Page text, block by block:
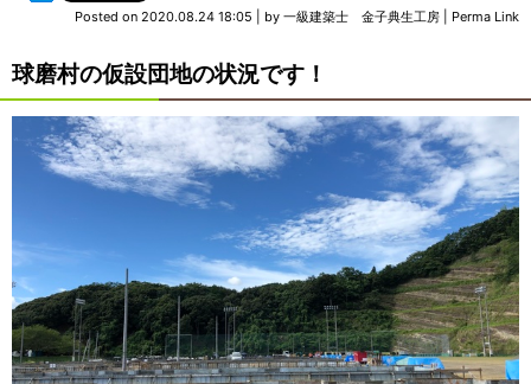
Posted on 2020.08.24 18:05 by 一級建築士 金子典生工房 Perma Link
球磨村の仮設団地の状況です！